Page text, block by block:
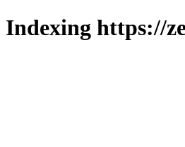
Indexing https://